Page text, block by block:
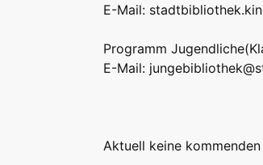
E-Mail:
Programm
E-Mail:
Aktuell keine